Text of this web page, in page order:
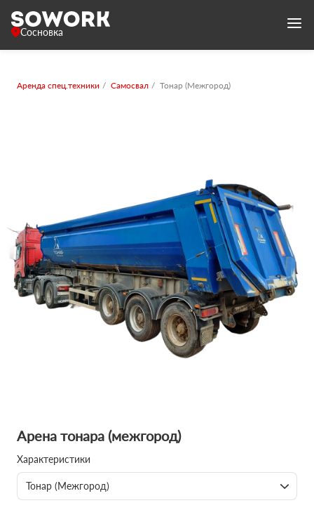
Сосновка
Аренда спец.техники Самосвал Тонар (Межгород)
Арена тонара (межгород)
Характеристики
Тонар (Межгород)